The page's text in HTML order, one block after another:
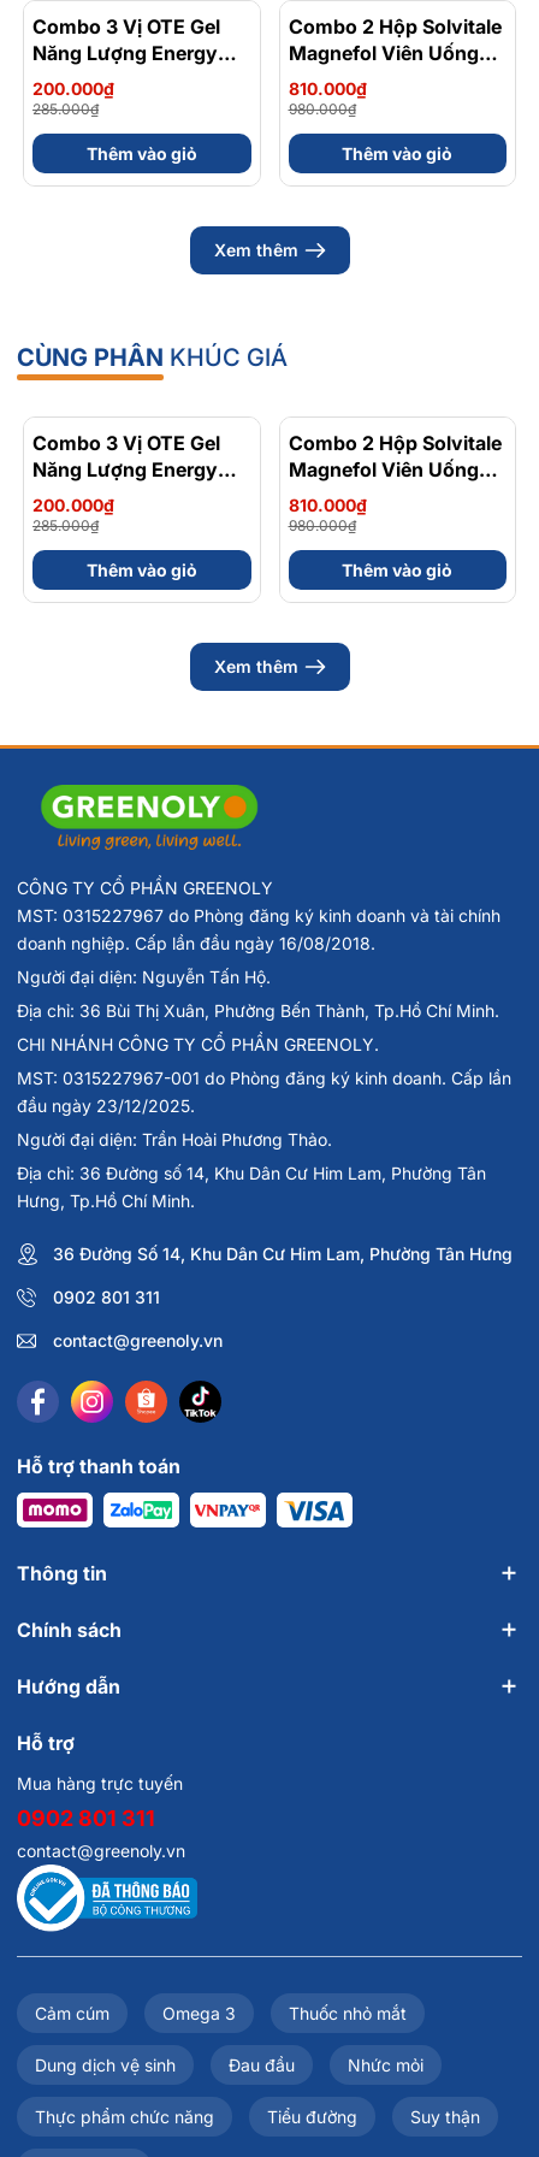
- 30%
Combo 3 Vị OTE Gel
Năng Lượng Energy
Gel Kết Hợp
Carbohydrate Điện Giải
56gram 82kcal
200.000₫
285.000₫
Thêm vào giỏ
- 17%
Combo 2 Hộp Solvitale
Magnefol Viên Uống
Magnesium
Bisglycinate + Vitamin
nhóm B (Hộp 30 Viên)
810.000₫
980.000₫
Thêm vào giỏ
Xem thêm
CÙNG PHÂN KHÚC GIÁ
- 30%
Combo 3 Vị OTE Gel
Năng Lượng Energy
Gel Kết Hợp
Carbohydrate Điện Giải
56gram 82kcal
200.000₫
285.000₫
Thêm vào giỏ
- 17%
Combo 2 Hộp Solvitale
Magnefol Viên Uống
Magnesium
Bisglycinate + Vitamin
nhóm B (Hộp 30 Viên)
810.000₫
980.000₫
Thêm vào giỏ
Xem thêm
CÔNG TY CỔ PHẦN GREENOLY
MST: 0315227967 do Phòng đăng ký kinh doanh và tài chính
doanh nghiệp. Cấp lần đầu ngày 16/08/2018.
Người đại diện: Nguyễn Tấn Hộ.
Địa chỉ: 36 Bùi Thị Xuân, Phường Bến Thành, Tp.Hồ Chí Minh.
CHI NHÁNH CÔNG TY CỔ PHẦN GREENOLY.
MST: 0315227967-001 do Phòng đăng ký kinh doanh. Cấp lần
đầu ngày 23/12/2025.
Người đại diện: Trần Hoài Phương Thảo.
Địa chỉ: 36 Đường số 14, Khu Dân Cư Him Lam, Phường Tân
Hưng, Tp.Hồ Chí Minh.
36 Đường Số 14, Khu Dân Cư Him Lam, Phường Tân Hưng
0902 801 311
contact@greenoly.vn
Hỗ trợ thanh toán
Thông tin
Chính sách
Hướng dẫn
Hỗ trợ
Mua hàng trực tuyến
0902 801 311
contact@greenoly.vn
Cảm cúm Omega 3 Thuốc nhỏ mắt
Dung dịch vệ sinh Đau đầu Nhức mỏi
Thực phẩm chức năng Tiểu đường Suy thận